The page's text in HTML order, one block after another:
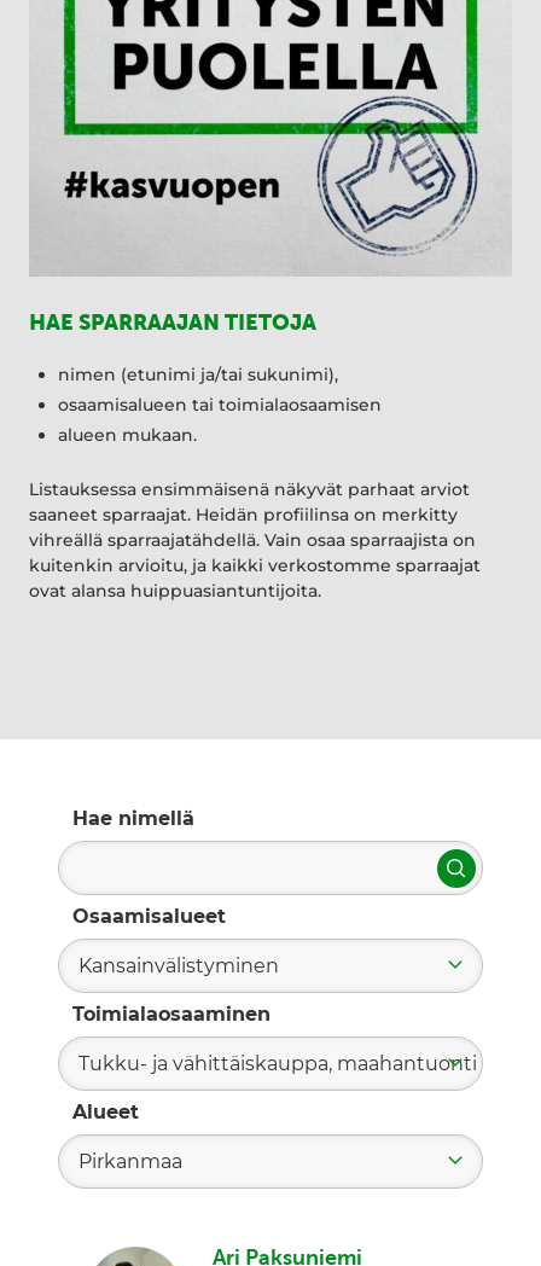
HAE SPARRAAJAN TIETOJA
nimen (etunimi ja/tai sukunimi),
osaamisalueen tai toimialaosaamisen
alueen mukaan.
Listauksessa ensimmäisenä näkyvät parhaat arviot
saaneet sparraajat. Heidän profiilinsa on merkitty
vihreällä sparraajatähdellä. Vain osaa sparraajista on
kuitenkin arvioitu, ja kaikki verkostomme sparraajat
ovat alansa huippuasiantuntijoita.
Hae nimellä
Hae
Osaamisalueet
Kansainvälistyminen
Toimialaosaaminen
Tukku- ja vähittäiskauppa, maahantuonti
Alueet
Pirkanmaa
Ari Paksuniemi